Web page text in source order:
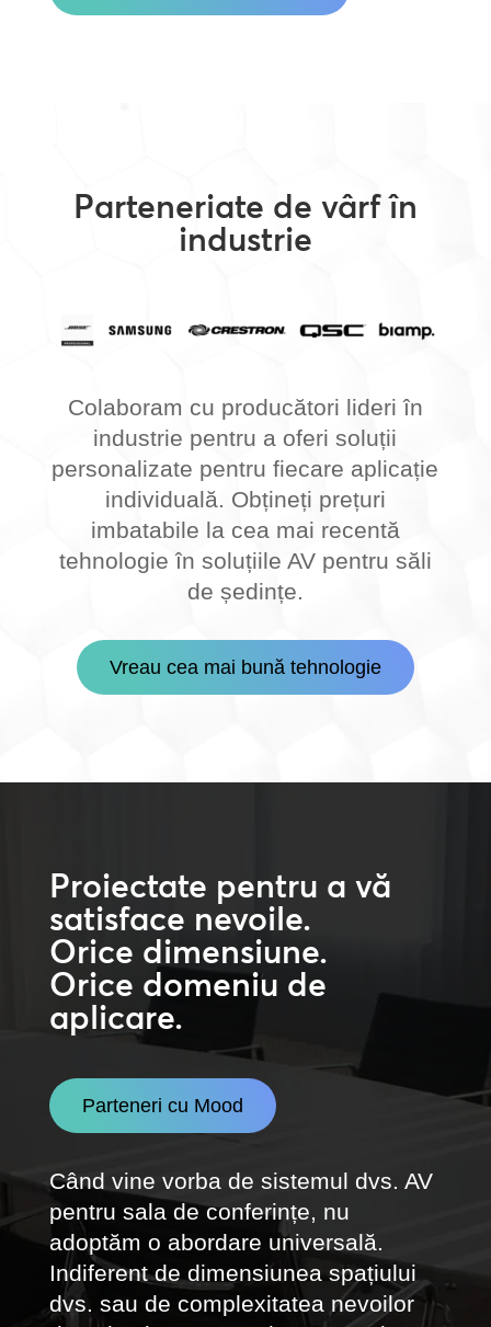
Parteneriate de vârf în
industrie
Colaboram cu producători lideri în
industrie pentru a oferi soluții
personalizate pentru fiecare aplicație
individuală. Obțineți prețuri
imbatabile la cea mai recentă
tehnologie în soluțiile AV pentru săli
de ședințe.
Vreau cea mai bună tehnologie
Proiectate pentru a vă
satisface nevoile.
Orice dimensiune.
Orice domeniu de
aplicare.
Parteneri cu Mood
Când vine vorba de sistemul dvs. AV
pentru sala de conferințe, nu
adoptăm o abordare universală.
Indiferent de dimensiunea spațiului
dvs. sau de complexitatea nevoilor